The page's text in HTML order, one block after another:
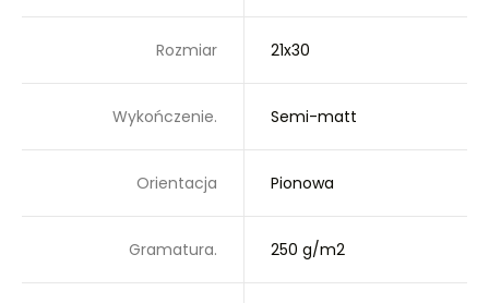
Rozmiar 21x30
Wykończenie. Semi-matt
Orientacja Pionowa
Gramatura. 250 g/m2